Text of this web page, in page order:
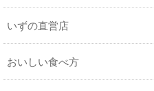
いずの直営店
おいしい食べ方